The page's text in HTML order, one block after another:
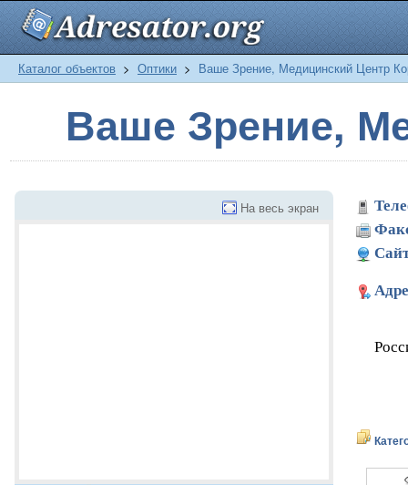
Каталог объектов > Оптики > Ваше Зрение, Медицинский Центр
Ваше Зрение,
На весь экран